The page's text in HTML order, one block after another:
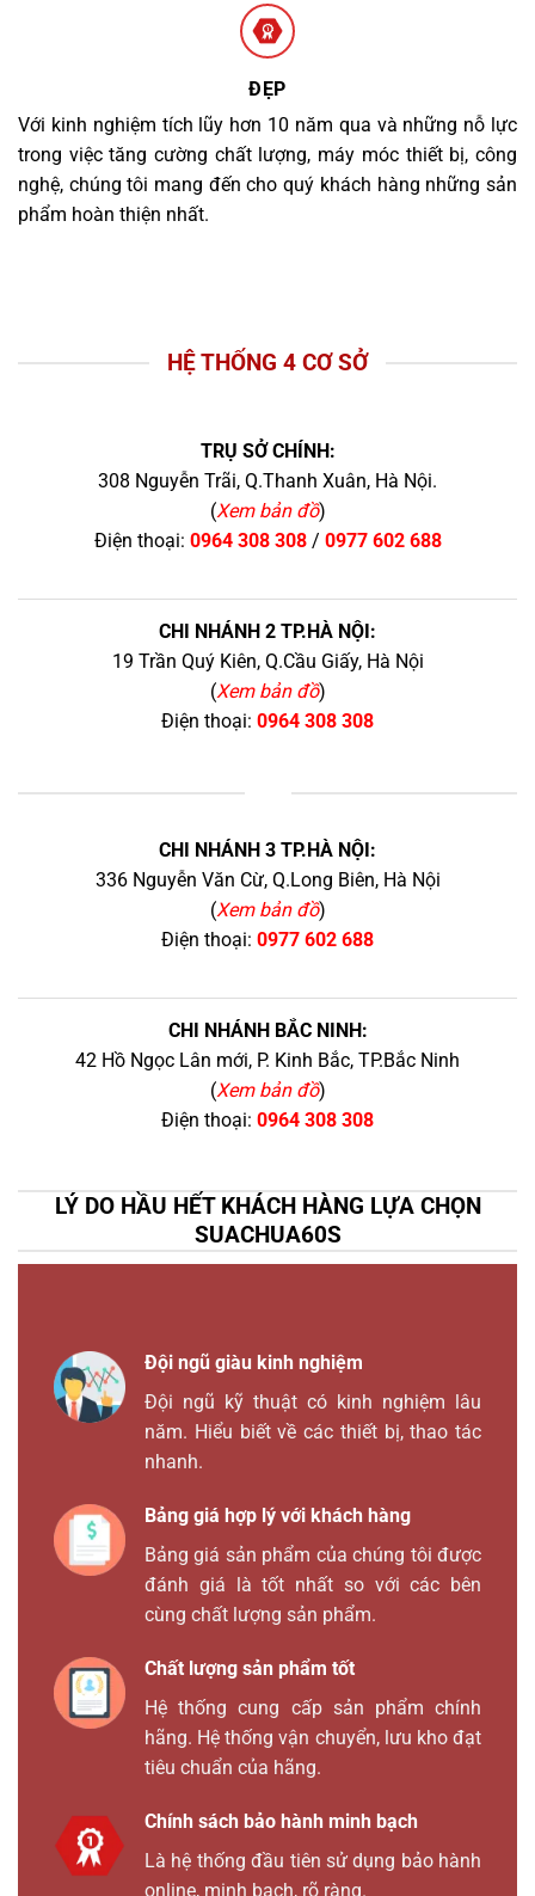
ĐẸP
Với kinh nghiệm tích lũy hơn 10 năm qua và những nỗ lực
trong việc tăng cường chất lượng, máy móc thiết bị, công
nghệ, chúng tôi mang đến cho quý khách hàng những sản
phẩm hoàn thiện nhất.
HỆ THỐNG 4 CƠ SỞ
TRỤ SỞ CHÍNH:
308 Nguyễn Trãi, Q.Thanh Xuân, Hà Nội.
(Xem bản đồ)
Điện thoại: 0964 308 308/ 0977 602 688
CHI NHÁNH 2 TP.HÀ NỘI:
19 Trần Quý Kiên, Q.Cầu Giấy, Hà Nội
(Xem bản đồ)
Điện thoại: 0964 308 308
CHI NHÁNH 3 TP.HÀ NỘI:
336 Nguyễn Văn Cừ, Q.Long Biên, Hà Nội
(Xem bản đồ)
Điện thoại: 0977 602 688
CHI NHÁNH BẮC NINH:
42 Hồ Ngọc Lân mới, P. Kinh Bắc, TP.Bắc Ninh
(Xem bản đồ)
Điện thoại: 0964 308 308
LÝ DO HẦU HẾT KHÁCH HÀNG LỰA CHỌN
SUACHUA60S
Đội ngũ giàu kinh nghiệm
Đội ngũ kỹ thuật có kinh nghiệm lâu
năm. Hiểu biết về các thiết bị, thao tác
nhanh.
Bảng giá hợp lý với khách hàng
Bảng giá sản phẩm của chúng tôi được
đánh giá là tốt nhất so với các bên
cùng chất lượng sản phẩm.
Chất lượng sản phẩm tốt
Hệ thống cung cấp sản phẩm chính
hãng. Hệ thống vận chuyển, lưu kho đạt
tiêu chuẩn của hãng.
Chính sách bảo hành minh bạch
Là hệ thống đầu tiên sử dụng bảo hành
online, minh bạch, rõ ràng.